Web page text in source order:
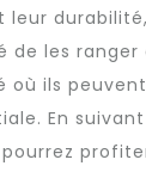
leur
de les ranger
où ils
En